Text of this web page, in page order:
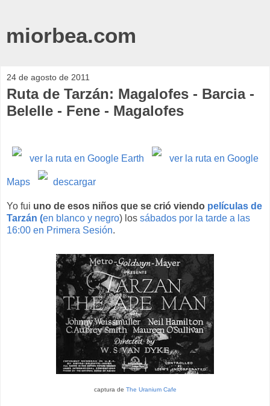
miorbea.com
24 de agosto de 2011
Ruta de Tarzán: Magalofes - Barcia -
Belelle - Fene - Magalofes
ver la ruta en Google Earth ver la ruta en Google
Maps descargar
Yo fui uno de esos niños que se crió viendo películas de
Tarzán (en blanco y negro) los sábados por la tarde a las
16:00 en Primera Sesión.
captura de The Uranium Cafe